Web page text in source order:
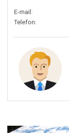
E-mail :
Telefon: